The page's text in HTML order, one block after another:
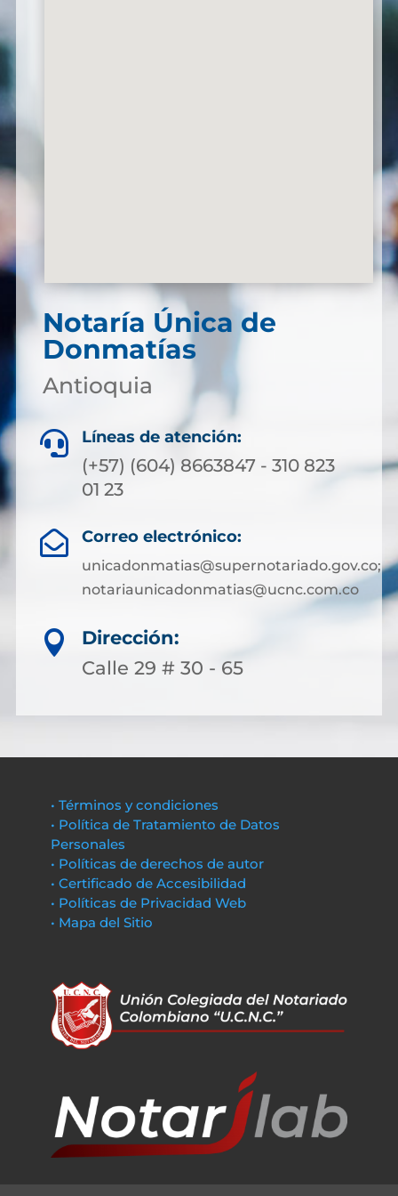
Notaría Única de
Donmatías
Antioquia
 Líneas de atención:
(+57) (604) 8663847 - 310 823
01 23
 Correo electrónico:
unicadonmatias@supernotariado.gov.co;
notariaunicadonmatias@ucnc.com.co

Dirección:
Calle 29 # 30 - 65
• Términos y condiciones
• Política de Tratamiento de Datos
Personales
• Políticas de derechos de autor
• Certificado de Accesibilidad
• Políticas de Privacidad Web
• Mapa del Sitio